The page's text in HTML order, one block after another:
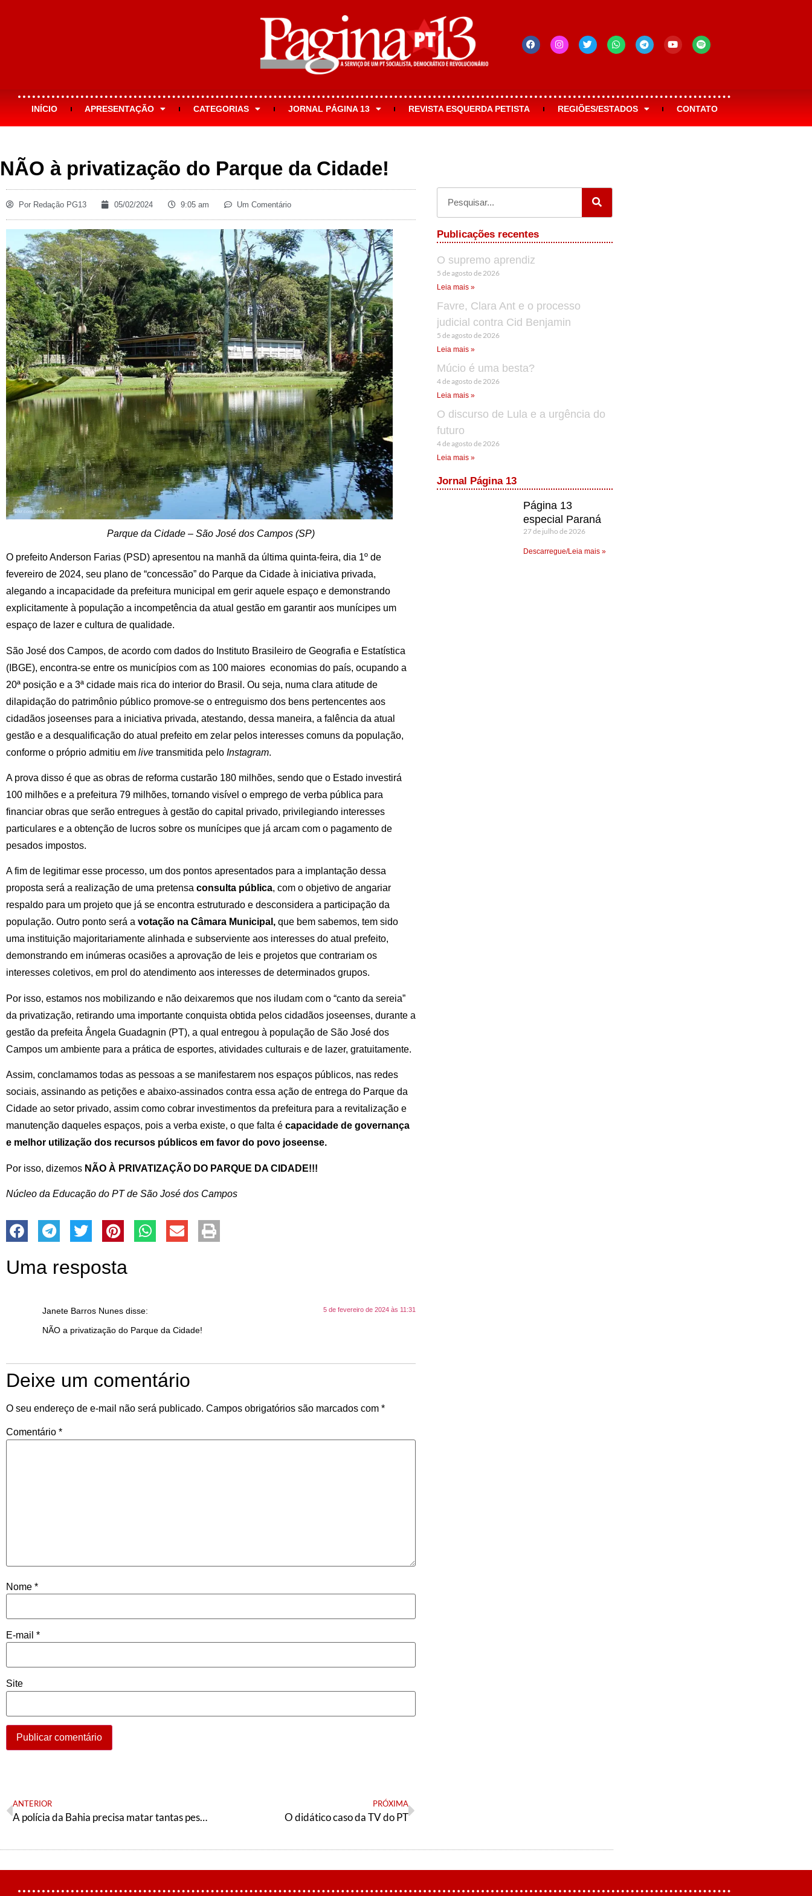
INÍCIO APRESENTAÇÃO CATEGORIAS JORNAL PÁGINA 13 REVISTA ESQUERDA PETISTA REGIÕES/ESTADOS CONTATO
NÃO à privatização do Parque da Cidade!
Por Redação PG13 05/02/2024 9:05 am Um Comentário
Parque da Cidade – São José dos Campos (SP)
O prefeito Anderson Farias (PSD) apresentou na manhã da última quinta-feira, dia 1º de
fevereiro de 2024, seu plano de “concessão” do Parque da Cidade à iniciativa privada,
alegando a incapacidade da prefeitura municipal em gerir aquele espaço e demonstrando
explicitamente à população a incompetência da atual gestão em garantir aos munícipes um
espaço de lazer e cultura de qualidade.
São José dos Campos, de acordo com dados do Instituto Brasileiro de Geografia e Estatística
(IBGE), encontra-se entre os municípios com as 100 maiores economias do país, ocupando a
20ª posição e a 3ª cidade mais rica do interior do Brasil. Ou seja, numa clara atitude de
dilapidação do patrimônio público promove-se o entreguismo dos bens pertencentes aos
cidadãos joseenses para a iniciativa privada, atestando, dessa maneira, a falência da atual
gestão e a desqualificação do atual prefeito em zelar pelos interesses comuns da população,
conforme o próprio admitiu em live transmitida pelo Instagram.
A prova disso é que as obras de reforma custarão 180 milhões, sendo que o Estado investirá
100 milhões e a prefeitura 79 milhões, tornando visível o emprego de verba pública para
financiar obras que serão entregues à gestão do capital privado, privilegiando interesses
particulares e a obtenção de lucros sobre os munícipes que já arcam com o pagamento de
pesados impostos.
A fim de legitimar esse processo, um dos pontos apresentados para a implantação dessa
proposta será a realização de uma pretensa consulta pública, com o objetivo de angariar
respaldo para um projeto que já se encontra estruturado e desconsidera a participação da
população. Outro ponto será a votação na Câmara Municipal, que bem sabemos, tem sido
uma instituição majoritariamente alinhada e subserviente aos interesses do atual prefeito,
demonstrando em inúmeras ocasiões a aprovação de leis e projetos que contrariam os
interesses coletivos, em prol do atendimento aos interesses de determinados grupos.
Por isso, estamos nos mobilizando e não deixaremos que nos iludam com o “canto da sereia”
da privatização, retirando uma importante conquista obtida pelos cidadãos joseenses, durante a
gestão da prefeita Ângela Guadagnin (PT), a qual entregou à população de São José dos
Campos um ambiente para a prática de esportes, atividades culturais e de lazer, gratuitamente.
Assim, conclamamos todas as pessoas a se manifestarem nos espaços públicos, nas redes
sociais, assinando as petições e abaixo-assinados contra essa ação de entrega do Parque da
Cidade ao setor privado, assim como cobrar investimentos da prefeitura para a revitalização e
manutenção daqueles espaços, pois a verba existe, o que falta é capacidade de governança
e melhor utilização dos recursos públicos em favor do povo joseense.
Por isso, dizemos NÃO À PRIVATIZAÇÃO DO PARQUE DA CIDADE!!!
Núcleo da Educação do PT de São José dos Campos
Uma resposta
Janete Barros Nunes disse: 5 de fevereiro de 2024 às 11:31
NÃO a privatização do Parque da Cidade!
Deixe um comentário
O seu endereço de e-mail não será publicado. Campos obrigatórios são marcados com *
Comentário *
Nome *
E-mail *
Site
ANTERIOR
A polícia da Bahia precisa matar tantas pessoas em nome da segurança pública?
PRÓXIMA
O didático caso da TV do PT
Publicações recentes
O supremo aprendiz
5 de agosto de 2026
Leia mais »
Favre, Clara Ant e o processo
judicial contra Cid Benjamin
5 de agosto de 2026
Leia mais »
Múcio é uma besta?
4 de agosto de 2026
Leia mais »
O discurso de Lula e a urgência do
futuro
4 de agosto de 2026
Leia mais »
Jornal Página 13
Página 13
especial Paraná
27 de julho de 2026
Descarregue/Leia mais »